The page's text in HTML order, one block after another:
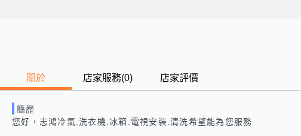
關於 店家服務(0) 店家評價
簡歷
您好，志鴻冷氣.洗衣機.冰箱.電視安裝.清洗希望能為您服務